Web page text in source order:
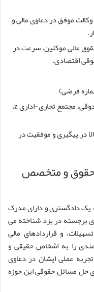
موفق در دعاوی مالی و
مالی موکلین، سرعت در
اقتصادی.
آدرس دفتر: یزد، بلوار شهید صدوقی، مجتمع تجاری-اداری z،
در پیگیری و موفقیت در
و متخصص
یک دادگستری و دارای مدرک
برجسته در یزد شناخته می
و قراردادهای مالی
را به اشخاص حقیقی و
عملی ایشان در دعاوی
حل مسائل حقوقی این حوزه